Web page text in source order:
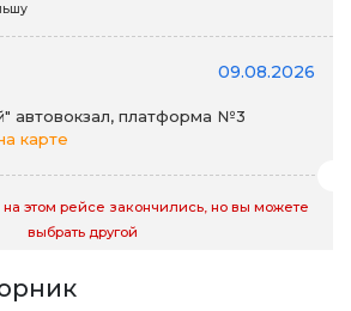
09.08.2026
автовокзал, платформа №3
карте
этом рейсе закончились, но вы можете
выбрать другой